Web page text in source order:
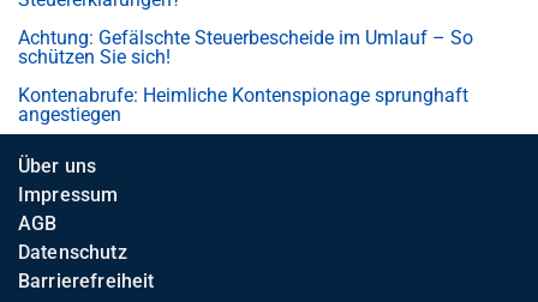
Achtung: Gefälschte Steuerbescheide im Umlauf – So
schützen Sie sich!
Kontenabrufe: Heimliche Kontenspionage sprunghaft
angestiegen
Über uns
Impressum
AGB
Datenschutz
Barrierefreiheit